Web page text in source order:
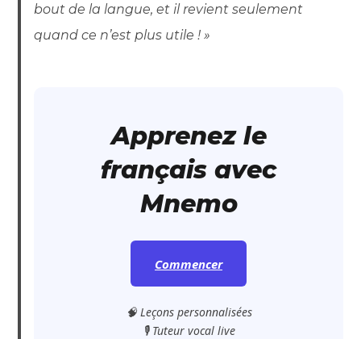
bout de la langue, et il revient seulement
quand ce n’est plus utile ! »
Apprenez le
français avec
Mnemo
Commencer
🧠 Leçons personnalisées
🎙️ Tuteur vocal live